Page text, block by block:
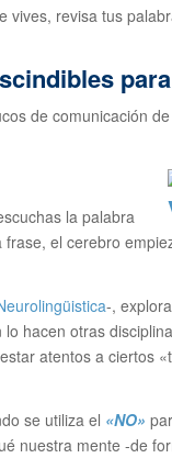
vives, revisa tus
de comunicación
la palabra
frase, el cerebro
-,
lo hacen otras
atentos a ciertos
se utiliza el «NO»
nuestra mente -de